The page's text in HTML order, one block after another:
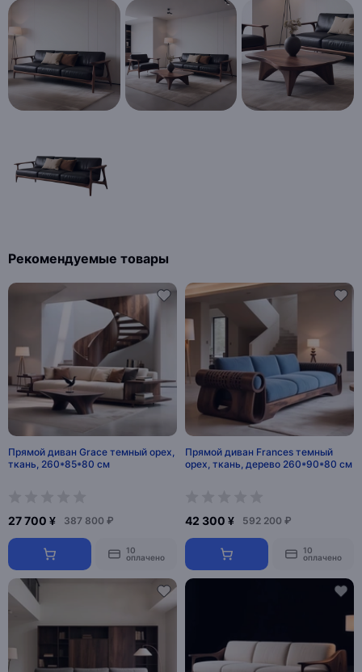
Рекомендуемые товары
Прямой диван Grace темный орех,
ткань, 260*85*80 см
27 700 ¥ 387 800 ₽
10
оплачено
Прямой диван Frances темный
орех, ткань, дерево 260*90*80 см
42 300 ¥ 592 200 ₽
10
оплачено